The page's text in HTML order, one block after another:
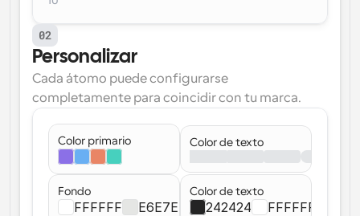
02
Personalizar
Cada átomo puede configurarse
completamente para coincidir con tu marca.
Color primario Color de texto
Fondo
FFFFFF E6E7E4
Color de texto
242424 FFFFFF